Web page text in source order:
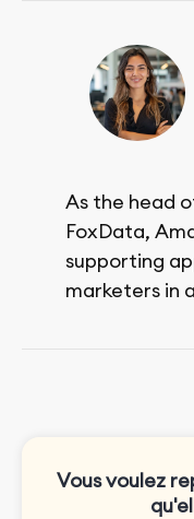
As the head
FoxData,
supporting
marketers in
Vous voulez